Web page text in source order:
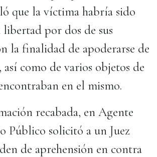
que la víctima habría sido
por dos de sus
la finalidad de apoderarse de
como de varios objetos de
en el mismo.
recabada, en Agente
Público solicitó a un Juez
de aprehensión en contra